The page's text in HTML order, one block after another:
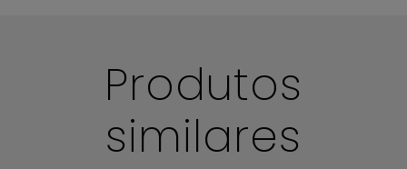
Mantenha suas peças sempre limpas e conservadas!
Antes de iniciar a limpeza certifique-se de que não há
Produtos
similares